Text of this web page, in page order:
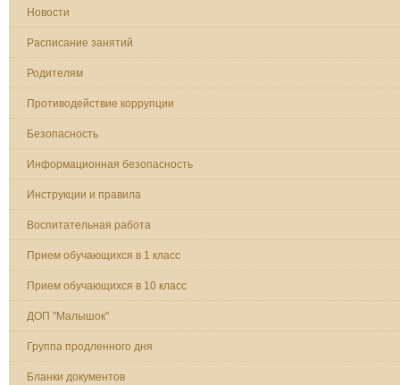
Новости
Расписание занятий
Родителям
Противодействие коррупции
Безопасность
Информационная безопасность
Инструкции и правила
Воспитательная работа
Прием обучающихся в 1 класс
Прием обучающихся в 10 класс
ДОП "Малышок"
Группа продленного дня
Бланки документов